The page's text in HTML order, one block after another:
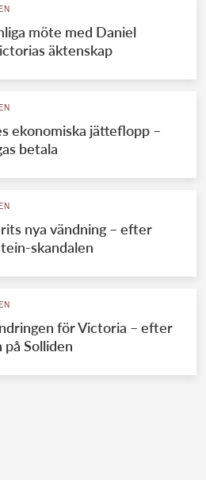
möte med Daniel
äktenskap
ekonomiska jätteflopp –
betala
nya vändning – efter
skandalen
för Victoria – efter
Solliden